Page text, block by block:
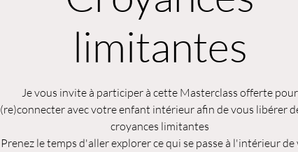
limitantes
Je vous invite à participer à cette Masterclass offerte pour
(re)connecter avec votre enfant intérieur afin de vous libérer
croyances limitantes
Prenez le temps d'aller explorer ce qui se passe à l'intérieur de